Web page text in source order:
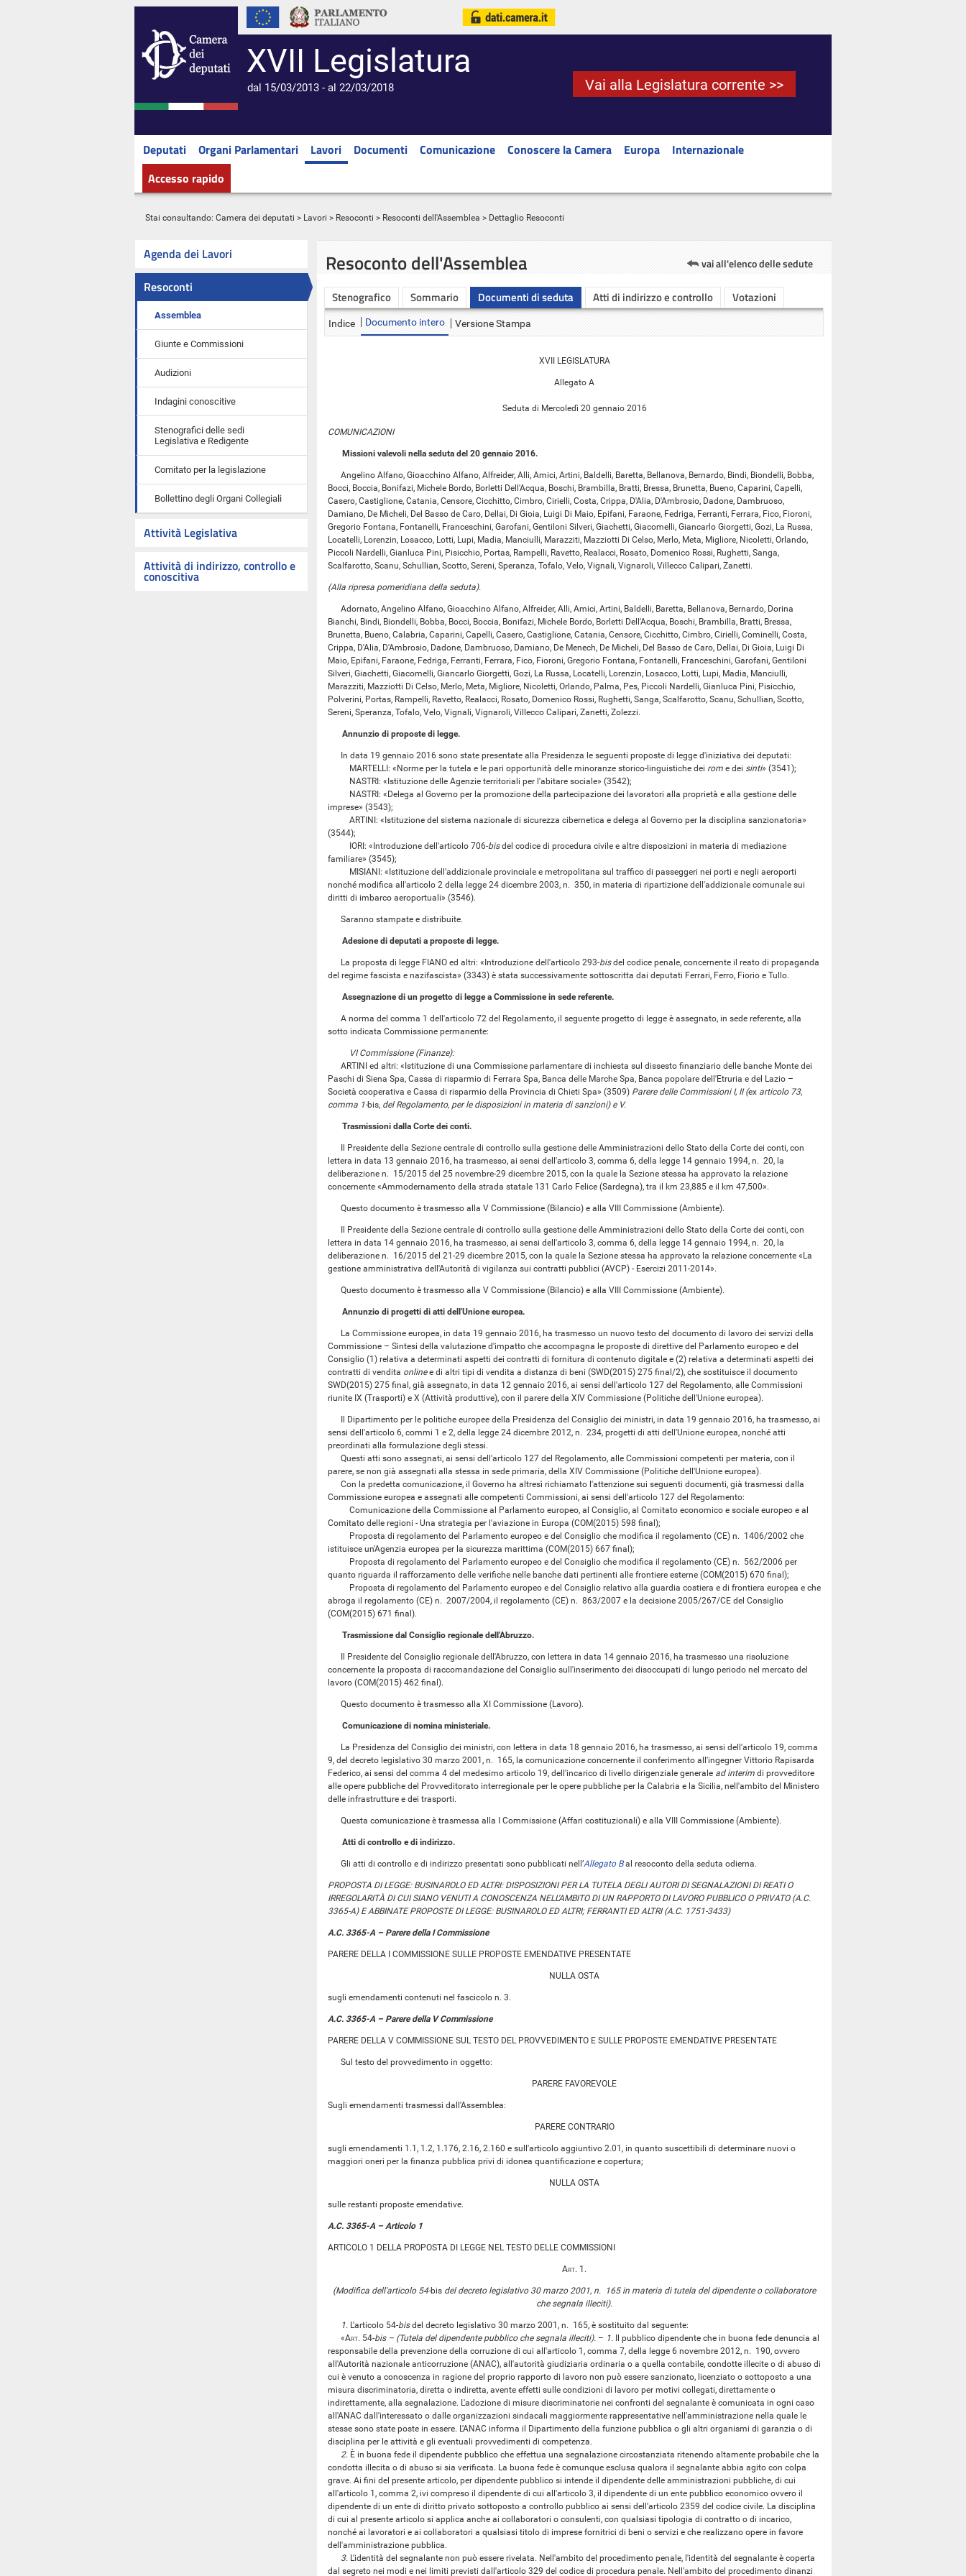
XVII Legislatura
dal 15/03/2013 - al 22/03/2018 Vai alla Legislatura corrente >>
Deputati Organi Parlamentari Lavori Documenti Comunicazione Conoscere la Camera Europa
Internazionale
Accesso rapido
Stai consultando: Camera dei deputati > Lavori > Resoconti > Resoconti dell'Assemblea > Dettaglio Resoconti
Agenda dei Lavori
Resoconti
Assemblea
Giunte e Commissioni
Audizioni
Indagini conoscitive
Stenografici delle sedi
Legislativa e Redigente
Comitato per la legislazione
Bollettino degli Organi Collegiali
Attività Legislativa
Attività di indirizzo, controllo e
conoscitiva
Resoconto dell'Assemblea vai all'elenco delle sedute
Stenografico Sommario Documenti di seduta Atti di indirizzo e controllo Votazioni
Indice Documento intero Versione Stampa
XVII LEGISLATURA
Allegato A
Seduta di Mercoledì 20 gennaio 2016
COMUNICAZIONI
Missioni valevoli nella seduta del 20 gennaio 2016.
Angelino Alfano, Gioacchino Alfano, Alfreider, Alli, Amici, Artini, Baldelli, Baretta, Bellanova, Bernardo, Bindi, Biondelli, Bobba,
Bocci, Boccia, Bonifazi, Michele Bordo, Borletti Dell'Acqua, Boschi, Brambilla, Bratti, Bressa, Brunetta, Bueno, Caparini, Capelli,
Casero, Castiglione, Catania, Censore, Cicchitto, Cimbro, Cirielli, Costa, Crippa, D'Alia, D'Ambrosio, Dadone, Dambruoso,
Damiano, De Micheli, Del Basso de Caro, Dellai, Di Gioia, Luigi Di Maio, Epifani, Faraone, Fedriga, Ferranti, Ferrara, Fico, Fioroni,
Gregorio Fontana, Fontanelli, Franceschini, Garofani, Gentiloni Silveri, Giachetti, Giacomelli, Giancarlo Giorgetti, Gozi, La Russa,
Locatelli, Lorenzin, Losacco, Lotti, Lupi, Madia, Manciulli, Marazziti, Mazziotti Di Celso, Merlo, Meta, Migliore, Nicoletti, Orlando,
Piccoli Nardelli, Gianluca Pini, Pisicchio, Portas, Rampelli, Ravetto, Realacci, Rosato, Domenico Rossi, Rughetti, Sanga,
Scalfarotto, Scanu, Schullian, Scotto, Sereni, Speranza, Tofalo, Velo, Vignali, Vignaroli, Villecco Calipari, Zanetti.
(Alla ripresa pomeridiana della seduta).
Adornato, Angelino Alfano, Gioacchino Alfano, Alfreider, Alli, Amici, Artini, Baldelli, Baretta, Bellanova, Bernardo, Dorina
Bianchi, Bindi, Biondelli, Bobba, Bocci, Boccia, Bonifazi, Michele Bordo, Borletti Dell'Acqua, Boschi, Brambilla, Bratti, Bressa,
Brunetta, Bueno, Calabria, Caparini, Capelli, Casero, Castiglione, Catania, Censore, Cicchitto, Cimbro, Cirielli, Cominelli, Costa,
Crippa, D'Alia, D'Ambrosio, Dadone, Dambruoso, Damiano, De Menech, De Micheli, Del Basso de Caro, Dellai, Di Gioia, Luigi Di
Maio, Epifani, Faraone, Fedriga, Ferranti, Ferrara, Fico, Fioroni, Gregorio Fontana, Fontanelli, Franceschini, Garofani, Gentiloni
Silveri, Giachetti, Giacomelli, Giancarlo Giorgetti, Gozi, La Russa, Locatelli, Lorenzin, Losacco, Lotti, Lupi, Madia, Manciulli,
Marazziti, Mazziotti Di Celso, Merlo, Meta, Migliore, Nicoletti, Orlando, Palma, Pes, Piccoli Nardelli, Gianluca Pini, Pisicchio,
Polverini, Portas, Rampelli, Ravetto, Realacci, Rosato, Domenico Rossi, Rughetti, Sanga, Scalfarotto, Scanu, Schullian, Scotto,
Sereni, Speranza, Tofalo, Velo, Vignali, Vignaroli, Villecco Calipari, Zanetti, Zolezzi.
Annunzio di proposte di legge.
In data 19 gennaio 2016 sono state presentate alla Presidenza le seguenti proposte di legge d'iniziativa dei deputati:
MARTELLI: «Norme per la tutela e le pari opportunità delle minoranze storico-linguistiche dei rom e dei sinti» (3541);
NASTRI: «Istituzione delle Agenzie territoriali per l'abitare sociale» (3542);
NASTRI: «Delega al Governo per la promozione della partecipazione dei lavoratori alla proprietà e alla gestione delle
imprese» (3543);
ARTINI: «Istituzione del sistema nazionale di sicurezza cibernetica e delega al Governo per la disciplina sanzionatoria»
(3544);
IORI: «Introduzione dell'articolo 706-bisdel codice di procedura civile e altre disposizioni in materia di mediazione
familiare» (3545);
MISIANI: «Istituzione dell'addizionale provinciale e metropolitana sul traffico di passeggeri nei porti e negli aeroporti
nonché modifica all'articolo 2 della legge 24 dicembre 2003, n. 350, in materia di ripartizione dell'addizionale comunale sui
diritti di imbarco aeroportuali» (3546).
Saranno stampate e distribuite.
Adesione di deputati a proposte di legge.
La proposta di legge FIANO ed altri: «Introduzione dell'articolo 293-bisdel codice penale, concernente il reato di propaganda
del regime fascista e nazifascista» (3343) è stata successivamente sottoscritta dai deputati Ferrari, Ferro, Fiorio e Tullo.
Assegnazione di un progetto di legge a Commissione in sede referente.
A norma del comma 1 dell'articolo 72 del Regolamento, il seguente progetto di legge è assegnato, in sede referente, alla
sotto indicata Commissione permanente:
VI Commissione (Finanze):
ARTINI ed altri: «Istituzione di una Commissione parlamentare di inchiesta sul dissesto finanziario delle banche Monte dei
Paschi di Siena Spa, Cassa di risparmio di Ferrara Spa, Banca delle Marche Spa, Banca popolare dell'Etruria e del Lazio –
Società cooperativa e Cassa di risparmio della Provincia di Chieti Spa» (3509) Parere delle Commissioni I, II (ex articolo 73,
comma 1-bis, del Regolamento, per le disposizioni in materia di sanzioni) e V.
Trasmissioni dalla Corte dei conti.
Il Presidente della Sezione centrale di controllo sulla gestione delle Amministrazioni dello Stato della Corte dei conti, con
lettera in data 13 gennaio 2016, ha trasmesso, ai sensi dell'articolo 3, comma 6, della legge 14 gennaio 1994, n. 20, la
deliberazione n. 15/2015 del 25 novembre-29 dicembre 2015, con la quale la Sezione stessa ha approvato la relazione
concernente «Ammodernamento della strada statale 131 Carlo Felice (Sardegna), tra il km 23,885 e il km 47,500».
Questo documento è trasmesso alla V Commissione (Bilancio) e alla VIII Commissione (Ambiente).
Il Presidente della Sezione centrale di controllo sulla gestione delle Amministrazioni dello Stato della Corte dei conti, con
lettera in data 14 gennaio 2016, ha trasmesso, ai sensi dell'articolo 3, comma 6, della legge 14 gennaio 1994, n. 20, la
deliberazione n. 16/2015 del 21-29 dicembre 2015, con la quale la Sezione stessa ha approvato la relazione concernente «La
gestione amministrativa dell'Autorità di vigilanza sui contratti pubblici (AVCP) - Esercizi 2011-2014».
Questo documento è trasmesso alla V Commissione (Bilancio) e alla VIII Commissione (Ambiente).
Annunzio di progetti di atti dell'Unione europea.
La Commissione europea, in data 19 gennaio 2016, ha trasmesso un nuovo testo del documento di lavoro dei servizi della
Commissione – Sintesi della valutazione d'impatto che accompagna le proposte di direttive del Parlamento europeo e del
Consiglio (1) relativa a determinati aspetti dei contratti di fornitura di contenuto digitale e (2) relativa a determinati aspetti dei
contratti di vendita onlinee di altri tipi di vendita a distanza di beni (SWD(2015) 275 final/2), che sostituisce il documento
SWD(2015) 275 final, già assegnato, in data 12 gennaio 2016, ai sensi dell'articolo 127 del Regolamento, alle Commissioni
riunite IX (Trasporti) e X (Attività produttive), con il parere della XIV Commissione (Politiche dell'Unione europea).
Il Dipartimento per le politiche europee della Presidenza del Consiglio dei ministri, in data 19 gennaio 2016, ha trasmesso, ai
sensi dell'articolo 6, commi 1 e 2, della legge 24 dicembre 2012, n. 234, progetti di atti dell'Unione europea, nonché atti
preordinati alla formulazione degli stessi.
Questi atti sono assegnati, ai sensi dell'articolo 127 del Regolamento, alle Commissioni competenti per materia, con il
parere, se non già assegnati alla stessa in sede primaria, della XIV Commissione (Politiche dell'Unione europea).
Con la predetta comunicazione, il Governo ha altresì richiamato l'attenzione sui seguenti documenti, già trasmessi dalla
Commissione europea e assegnati alle competenti Commissioni, ai sensi dell'articolo 127 del Regolamento:
Comunicazione della Commissione al Parlamento europeo, al Consiglio, al Comitato economico e sociale europeo e al
Comitato delle regioni - Una strategia per l'aviazione in Europa (COM(2015) 598 final);
Proposta di regolamento del Parlamento europeo e del Consiglio che modifica il regolamento (CE) n. 1406/2002 che
istituisce un'Agenzia europea per la sicurezza marittima (COM(2015) 667 final);
Proposta di regolamento del Parlamento europeo e del Consiglio che modifica il regolamento (CE) n. 562/2006 per
quanto riguarda il rafforzamento delle verifiche nelle banche dati pertinenti alle frontiere esterne (COM(2015) 670 final);
Proposta di regolamento del Parlamento europeo e del Consiglio relativo alla guardia costiera e di frontiera europea e che
abroga il regolamento (CE) n. 2007/2004, il regolamento (CE) n. 863/2007 e la decisione 2005/267/CE del Consiglio
(COM(2015) 671 final).
Trasmissione dal Consiglio regionale dell'Abruzzo.
Il Presidente del Consiglio regionale dell'Abruzzo, con lettera in data 14 gennaio 2016, ha trasmesso una risoluzione
concernente la proposta di raccomandazione del Consiglio sull'inserimento dei disoccupati di lungo periodo nel mercato del
lavoro (COM(2015) 462 final).
Questo documento è trasmesso alla XI Commissione (Lavoro).
Comunicazione di nomina ministeriale.
La Presidenza del Consiglio dei ministri, con lettera in data 18 gennaio 2016, ha trasmesso, ai sensi dell'articolo 19, comma
9, del decreto legislativo 30 marzo 2001, n. 165, la comunicazione concernente il conferimento all'ingegner Vittorio Rapisarda
Federico, ai sensi del comma 4 del medesimo articolo 19, dell'incarico di livello dirigenziale generale ad interim di provveditore
alle opere pubbliche del Provveditorato interregionale per le opere pubbliche per la Calabria e la Sicilia, nell'ambito del Ministero
delle infrastrutture e dei trasporti.
Questa comunicazione è trasmessa alla I Commissione (Affari costituzionali) e alla VIII Commissione (Ambiente).
Atti di controllo e di indirizzo.
Gli atti di controllo e di indirizzo presentati sono pubblicati nell’Allegato Bal resoconto della seduta odierna.
PROPOSTA DI LEGGE: BUSINAROLO ED ALTRI: DISPOSIZIONI PER LA TUTELA DEGLI AUTORI DI SEGNALAZIONI DI REATI O
IRREGOLARITÀ DI CUI SIANO VENUTI A CONOSCENZA NELL'AMBITO DI UN RAPPORTO DI LAVORO PUBBLICO O PRIVATO (A.C.
3365-A) E ABBINATE PROPOSTE DI LEGGE: BUSINAROLO ED ALTRI; FERRANTI ED ALTRI (A.C. 1751-3433)
A.C. 3365-A – Parere della I Commissione
PARERE DELLA I COMMISSIONE SULLE PROPOSTE EMENDATIVE PRESENTATE
NULLA OSTA
sugli emendamenti contenuti nel fascicolo n. 3.
A.C. 3365-A – Parere della V Commissione
PARERE DELLA V COMMISSIONE SUL TESTO DEL PROVVEDIMENTO E SULLE PROPOSTE EMENDATIVE PRESENTATE
Sul testo del provvedimento in oggetto:
PARERE FAVOREVOLE
Sugli emendamenti trasmessi dall'Assemblea:
PARERE CONTRARIO
sugli emendamenti 1.1, 1.2, 1.176, 2.16, 2.160 e sull'articolo aggiuntivo 2.01, in quanto suscettibili di determinare nuovi o
maggiori oneri per la finanza pubblica privi di idonea quantificazione e copertura;
NULLA OSTA
sulle restanti proposte emendative.
A.C. 3365-A – Articolo 1
ARTICOLO 1 DELLA PROPOSTA DI LEGGE NEL TESTO DELLE COMMISSIONI
Art. 1.
(Modifica dell'articolo 54-bis del decreto legislativo 30 marzo 2001, n. 165 in materia di tutela del dipendente o collaboratore
che segnala illeciti).
1. L'articolo 54-bisdel decreto legislativo 30 marzo 2001, n. 165, è sostituito dal seguente:
«Art. 54-bis – (Tutela del dipendente pubblico che segnala illeciti). – 1. Il pubblico dipendente che in buona fede denuncia al
responsabile della prevenzione della corruzione di cui all'articolo 1, comma 7, della legge 6 novembre 2012, n. 190, ovvero
all'Autorità nazionale anticorruzione (ANAC), all'autorità giudiziaria ordinaria o a quella contabile, condotte illecite o di abuso di
cui è venuto a conoscenza in ragione del proprio rapporto di lavoro non può essere sanzionato, licenziato o sottoposto a una
misura discriminatoria, diretta o indiretta, avente effetti sulle condizioni di lavoro per motivi collegati, direttamente o
indirettamente, alla segnalazione. L'adozione di misure discriminatorie nei confronti del segnalante è comunicata in ogni caso
all'ANAC dall'interessato o dalle organizzazioni sindacali maggiormente rappresentative nell'amministrazione nella quale le
stesse sono state poste in essere. L'ANAC informa il Dipartimento della funzione pubblica o gli altri organismi di garanzia o di
disciplina per le attività e gli eventuali provvedimenti di competenza.
2. È in buona fede il dipendente pubblico che effettua una segnalazione circostanziata ritenendo altamente probabile che la
condotta illecita o di abuso si sia verificata. La buona fede è comunque esclusa qualora il segnalante abbia agito con colpa
grave. Ai fini del presente articolo, per dipendente pubblico si intende il dipendente delle amministrazioni pubbliche, di cui
all'articolo 1, comma 2, ivi compreso il dipendente di cui all'articolo 3, il dipendente di un ente pubblico economico ovvero il
dipendente di un ente di diritto privato sottoposto a controllo pubblico ai sensi dell'articolo 2359 del codice civile. La disciplina
di cui al presente articolo si applica anche ai collaboratori o consulenti, con qualsiasi tipologia di contratto o di incarico,
nonché ai lavoratori e ai collaboratori a qualsiasi titolo di imprese fornitrici di beni o servizi e che realizzano opere in favore
dell'amministrazione pubblica.
3. L'identità del segnalante non può essere rivelata. Nell'ambito del procedimento penale, l'identità del segnalante è coperta
dal segreto nei modi e nei limiti previsti dall'articolo 329 del codice di procedura penale. Nell'ambito del procedimento dinanzi